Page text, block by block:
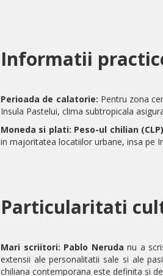
Informatii
Perioada de calatorie: Pentru zona
Insula Pastelui, clima subtropicala
Moneda si plati: Peso-ul chilian
in majoritatea locatiilor urbane, insa pe
Particularitati
Mari scriitori: Pablo Nerudanu a
extensii ale personalitatii sale si ale
chiliana contemporana este definita si de